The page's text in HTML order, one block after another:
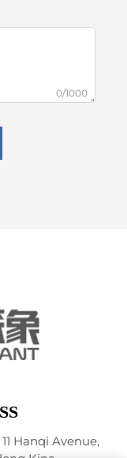
0/1000
Hanqi Avenue,